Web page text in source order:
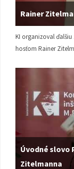
Rainer
KI organizoval ďalšiu
hosťom Rainer
Úvodné slovo
Zitelmanna